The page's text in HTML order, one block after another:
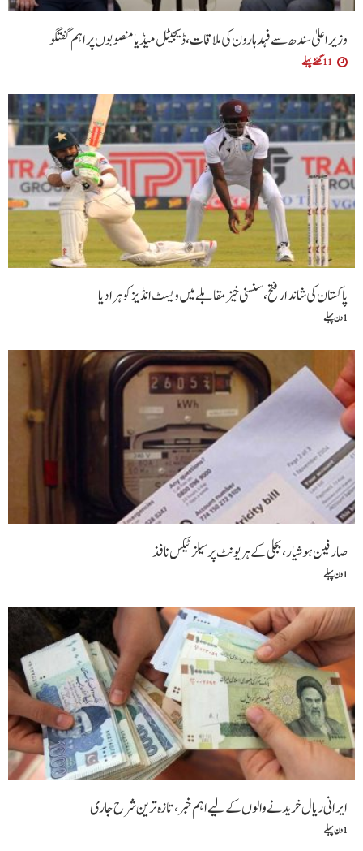
وزیراعلیٰ سندھ سے فہد ہارون کی ملاقات، ڈیجیٹل میڈیا منصوبوں پر اہم گفتگو
11 گھنٹے پہلے
پاکستان کی شاندار فتح،سنسنی خیز مقابلے میں ویسٹ انڈیز کو ہرا دیا
1 دن پہلے
صارفین ہوشیار، بجلی کے ہر یونٹ پر سیلز ٹیکس نافذ
1 دن پہلے
ایرانی ریال خریدنے والوں کے لیے اہم خبر، تازہ ترین شرح جاری
1 دن پہلے